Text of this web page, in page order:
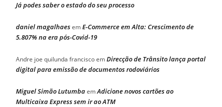
Já podes saber o estado do seu processo
daniel magalhaesemE-Commerce em Alta: Crescimento de
5.807% na era pós-Covid-19
Andre joe quilunda franciscoemDirecção de Trânsito lança portal
digital para emissão de documentos rodoviários
Miguel Simão LutumbaemAdicione novos cartões ao
Multicaixa Express sem ir ao ATM